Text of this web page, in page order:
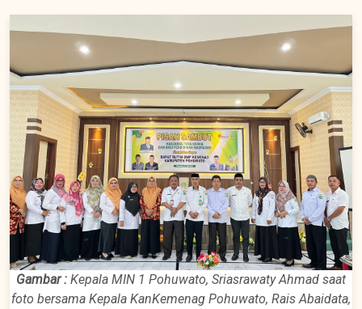
Gambar : Kepala MIN 1 Pohuwato, Sriasrawaty Ahmad saat
foto bersama Kepala KanKemenag Pohuwato, Rais Abaidata,